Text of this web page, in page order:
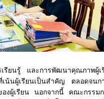
รียนรู้ และการพัฒนาคุณภาพผู้เ
นผู้เรียนเป็นสำคัญ ตลอดจนก
องผู้เรียน นอกจากนี้ คณะกรรมก